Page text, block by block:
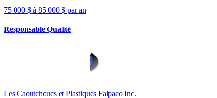
75 000 $ à 85 000 $ par an
Responsable Qualité
Les Caoutchoucs et Plastiques Falpaco Inc.